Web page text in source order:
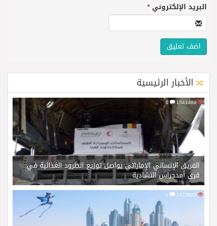
البريد الإلكتروني*
الأخبار الرئيسية
1541489
الفريق الإنساني الإماراتي يواصل توزيع الطرود الغذائية في
قرى أمدجراس التشادية
1473928